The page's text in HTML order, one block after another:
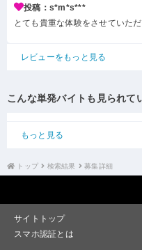
投稿：s*m*s***
とても貴重な体験をさせていた
レビューをもっと見る
こんな単発バイトも見られて
もっと見る
トップ 検索結果 募集詳細
サイトトップ
スマホ認証とは